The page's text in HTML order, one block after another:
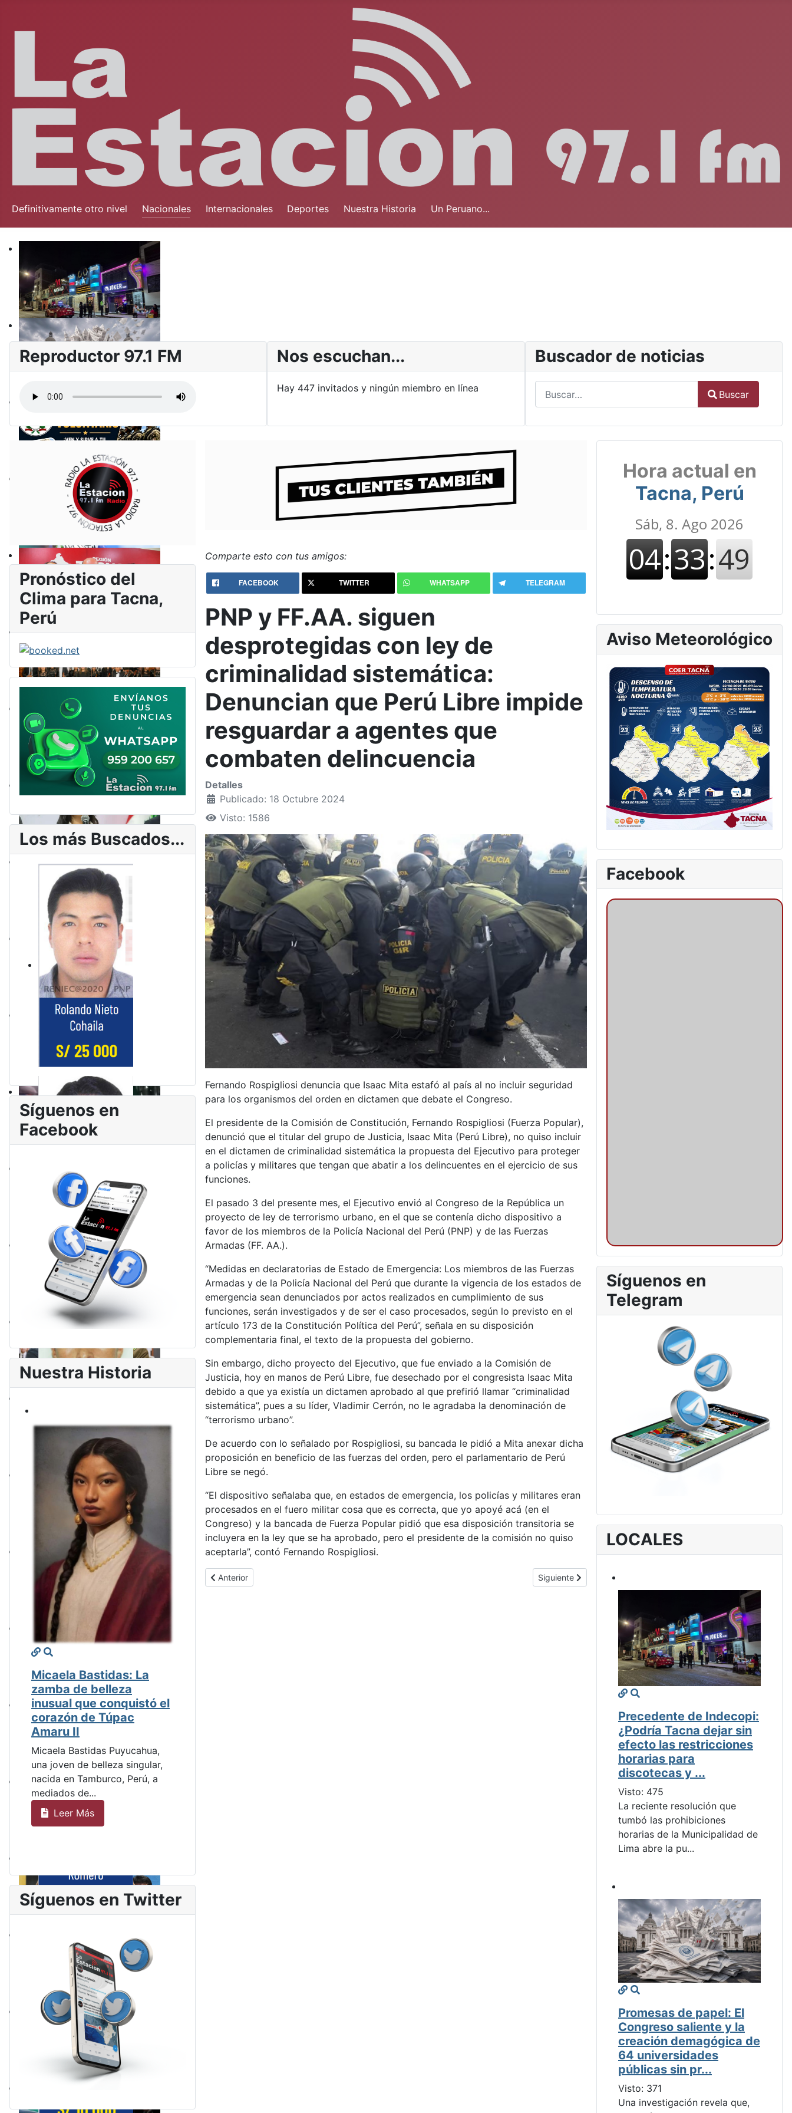
Definitivamente otro nivel Nacionales Internacionales Deportes Nuestra Historia Un Peruano...
Reproductor 97.1 FM Nos escuchan...
Hay 447 invitados y ningún miembro en línea
Buscador de noticias
Buscar
Pronóstico del
Clima para Tacna,
Perú
Los más Buscados...
Síguenos en
Facebook
Nuestra Historia
Micaela Bastidas: La
zamba de belleza
inusual que conquistó el
corazón de Túpac
Amaru II
Micaela Bastidas Puyucahua,
una joven de belleza singular,
nacida en Tamburco, Perú, a
mediados de...
Leer Más
Síguenos en Twitter
Comparte esto con tus amigos:
FACEBOOK TWITTER WHATSAPP TELEGRAM
PNP y FF.AA. siguen
desprotegidas con ley de
criminalidad sistemática:
Denuncian que Perú Libre impide
resguardar a agentes que
combaten delincuencia
Detalles
Publicado: 18 Octubre 2024
Visto: 1586
Fernando Rospigliosi denuncia que Isaac Mita estafó al país al no incluir seguridad
para los organismos del orden en dictamen que debate el Congreso.
El presidente de la Comisión de Constitución, Fernando Rospigliosi (Fuerza Popular),
denunció que el titular del grupo de Justicia, Isaac Mita (Perú Libre), no quiso incluir
en el dictamen de criminalidad sistemática la propuesta del Ejecutivo para proteger
a policías y militares que tengan que abatir a los delincuentes en el ejercicio de sus
funciones.
El pasado 3 del presente mes, el Ejecutivo envió al Congreso de la República un
proyecto de ley de terrorismo urbano, en el que se contenía dicho dispositivo a
favor de los miembros de la Policía Nacional del Perú (PNP) y de las Fuerzas
Armadas (FF. AA.).
“Medidas en declaratorias de Estado de Emergencia: Los miembros de las Fuerzas
Armadas y de la Policía Nacional del Perú que durante la vigencia de los estados de
emergencia sean denunciados por actos realizados en cumplimiento de sus
funciones, serán investigados y de ser el caso procesados, según lo previsto en el
artículo 173 de la Constitución Política del Perú”, señala en su disposición
complementaria final, el texto de la propuesta del gobierno.
Sin embargo, dicho proyecto del Ejecutivo, que fue enviado a la Comisión de
Justicia, hoy en manos de Perú Libre, fue desechado por el congresista Isaac Mita
debido a que ya existía un dictamen aprobado al que prefirió llamar “criminalidad
sistemática”, pues a su líder, Vladimir Cerrón, no le agradaba la denominación de
“terrorismo urbano”.
De acuerdo con lo señalado por Rospigliosi, su bancada le pidió a Mita anexar dicha
proposición en beneficio de las fuerzas del orden, pero el parlamentario de Perú
Libre se negó.
“El dispositivo señalaba que, en estados de emergencia, los policías y militares eran
procesados en el fuero militar cosa que es correcta, que yo apoyé acá (en el
Congreso) y la bancada de Fuerza Popular pidió que esa disposición transitoria se
incluyera en la ley que se ha aprobado, pero el presidente de la comisión no quiso
aceptarla”, contó Fernando Rospigliosi.
Artículo anterior: Alejandro Toledo es sentenciado a 20 años y seis meses por caso Interoceánica
Anterior Artículo siguiente: Congreso aprueba polémica reforma a la ley
Siguiente
Hora actual en
Tacna, Perú
Aviso Meteorológico
Facebook
Síguenos en
Telegram
LOCALES
Precedente de Indecopi:
¿Podría Tacna dejar sin
efecto las restricciones
horarias para
discotecas y ...
Visto: 475
La reciente resolución que
tumbó las prohibiciones
horarias de la Municipalidad de
Lima abre la pu...
Promesas de papel: El
Congreso saliente y la
creación demagógica de
64 universidades
públicas sin pr...
Visto: 371
Una investigación revela que,